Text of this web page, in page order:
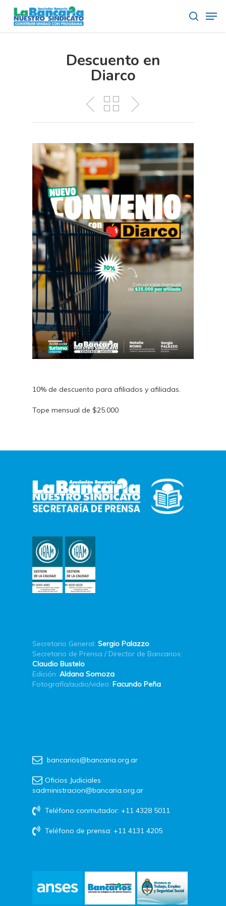
main
search
Descuento en
Diarco
10% de descuento para afiliados y afiliadas.
Tope mensual de $25.000
Secretario General: Sergio Palazzo
Secretario de Prensa / Director de Bancarios:
Claudio Bustelo
Edición: Aldana Somoza
Fotografía/audio/video: Facundo Peña
bancarios@bancaria.org.ar
Oficios Judiciales
sadministracion@bancaria.org.ar
Teléfono conmutador: +11 4328 5011
Teléfono de prensa: +11 4131 4205